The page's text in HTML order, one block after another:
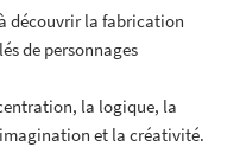
découvrir la fabrication
de personnages
la logique, la
et la créativité.